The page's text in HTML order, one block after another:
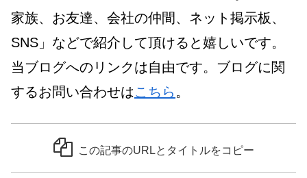
家族、お友達、会社の仲間、ネット掲示板、
SNS」などで紹介して頂けると嬉しいです。
当ブログへのリンクは自由です。ブログに関
するお問い合わせはこちら 。
この記事のURLとタイトルをコピー